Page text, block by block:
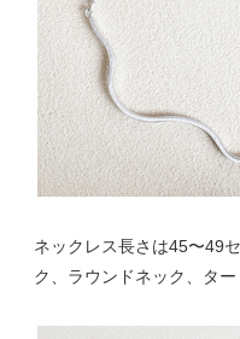
ネックレス長さは45〜49
ク、ラウンドネック、タ